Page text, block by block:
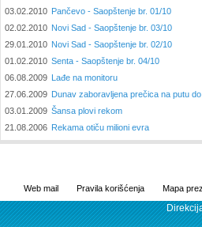
03.02.2010 Pančevo - Saopštenje br. 01/10
02.02.2010 Novi Sad - Saopštenje br. 03/10
29.01.2010 Novi Sad - Saopštenje br. 02/10
01.02.2010 Senta - Saopštenje br. 04/10
06.08.2009 Lađe na monitoru
27.06.2009 Dunav zaboravljena prečica na putu
03.01.2009 Šansa plovi rekom
21.08.2006 Rekama otiču milioni evra
Web mail Pravila korišćenja Mapa